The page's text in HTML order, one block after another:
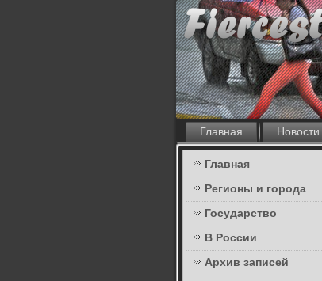
Главная Новости
Главная
Регионы и города
Государство
В России
Архив записей